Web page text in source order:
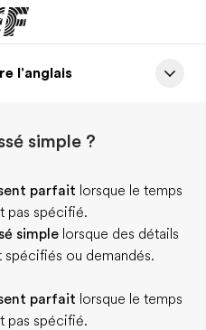
l'anglais
simple ?
parfait lorsque le temps
pas spécifié.
simple lorsque des détails
spécifiés ou demandés.
parfait lorsque le temps
pas spécifié.